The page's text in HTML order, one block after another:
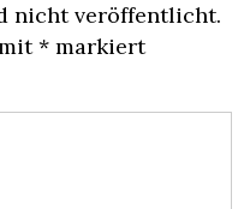
nicht veröffentlicht.
* markiert